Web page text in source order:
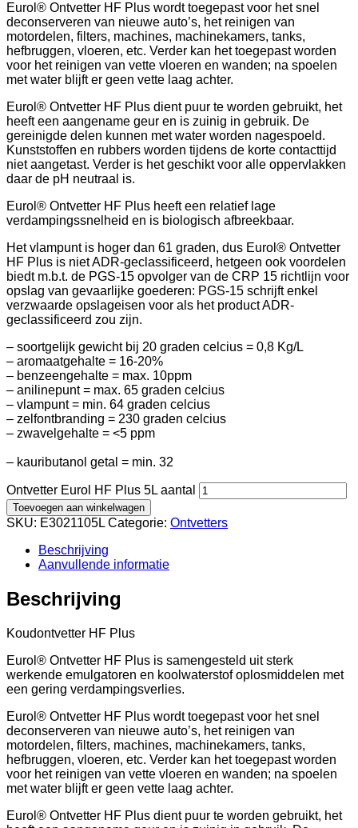
Eurol® Ontvetter HF Plus wordt toegepast voor het snel
deconserveren van nieuwe auto’s, het reinigen van
motordelen, filters, machines, machinekamers, tanks,
hefbruggen, vloeren, etc. Verder kan het toegepast worden
voor het reinigen van vette vloeren en wanden; na spoelen
met water blijft er geen vette laag achter.
Eurol® Ontvetter HF Plus dient puur te worden gebruikt, het
heeft een aangename geur en is zuinig in gebruik. De
gereinigde delen kunnen met water worden nagespoeld.
Kunststoffen en rubbers worden tijdens de korte contacttijd
niet aangetast. Verder is het geschikt voor alle oppervlakken
daar de pH neutraal is.
Eurol® Ontvetter HF Plus heeft een relatief lage
verdampingssnelheid en is biologisch afbreekbaar.
Het vlampunt is hoger dan 61 graden, dus Eurol® Ontvetter
HF Plus is niet ADR-geclassificeerd, hetgeen ook voordelen
biedt m.b.t. de PGS-15 opvolger van de CRP 15 richtlijn voor
opslag van gevaarlijke goederen: PGS-15 schrijft enkel
verzwaarde opslageisen voor als het product ADR-
geclassificeerd zou zijn.
– soortgelijk gewicht bij 20 graden celcius = 0,8 Kg/L
– aromaatgehalte = 16-20%
– benzeengehalte = max. 10ppm
– anilinepunt = max. 65 graden celcius
– vlampunt = min. 64 graden celcius
– zelfontbranding = 230 graden celcius
– zwavelgehalte = <5 ppm
– kauributanol getal = min. 32
Ontvetter Eurol HF Plus 5L aantal
Toevoegen aan winkelwagen
SKU: E3021105L Categorie: Ontvetters
Beschrijving
Aanvullende informatie
Beschrijving
Koudontvetter HF Plus
Eurol® Ontvetter HF Plus is samengesteld uit sterk
werkende emulgatoren en koolwaterstof oplosmiddelen met
een gering verdampingsverlies.
Eurol® Ontvetter HF Plus wordt toegepast voor het snel
deconserveren van nieuwe auto’s, het reinigen van
motordelen, filters, machines, machinekamers, tanks,
hefbruggen, vloeren, etc. Verder kan het toegepast worden
voor het reinigen van vette vloeren en wanden; na spoelen
met water blijft er geen vette laag achter.
Eurol® Ontvetter HF Plus dient puur te worden gebruikt, het